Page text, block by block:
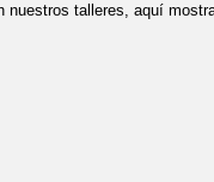
nuestros talleres, aquí